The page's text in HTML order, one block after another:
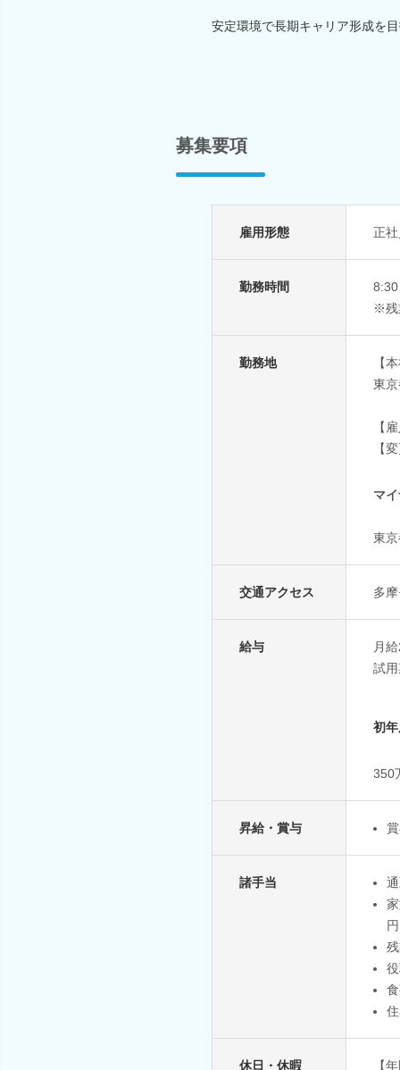
安定環境で長期キャリア形成を
募集要項
雇用形態 正
勤務時間
※残
勤務地
【
東
【
【
マ
東
交通アクセス 多
給与
月
試
初
350
昇給・賞与
諸手当
休日・休暇 【